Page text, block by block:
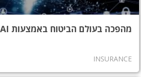
מהפכה בעולם הביטוח באמצעות AI
INSURANCE